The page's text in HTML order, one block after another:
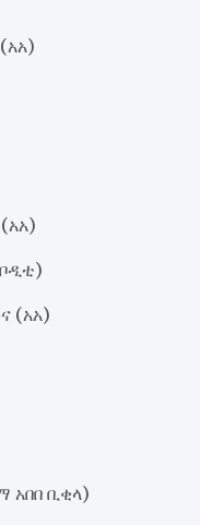
(አአ)
አበበ ቢቂላ)